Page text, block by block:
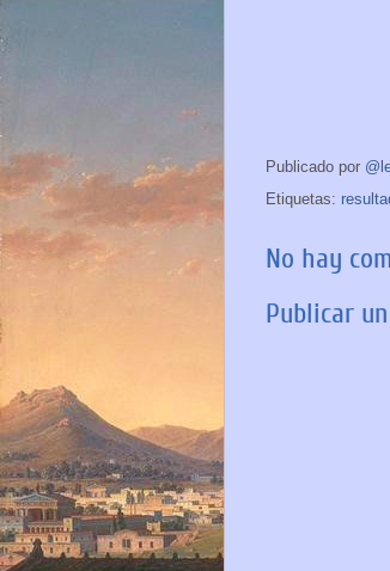
Publicado por
Etiquetas:
No hay
Publicar